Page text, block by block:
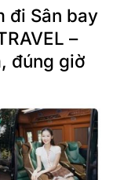
đi Sân bay
–
đúng giờ